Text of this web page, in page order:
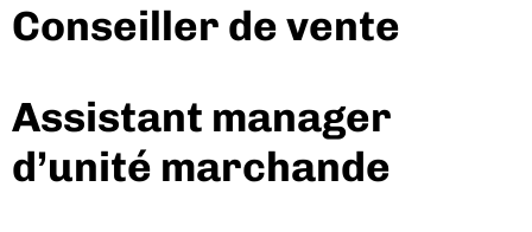
Conseiller de vente
Assistant manager
d’unité marchande